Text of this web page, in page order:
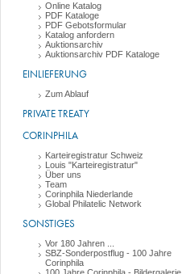
Online Katalog
PDF Kataloge
PDF Gebotsformular
Katalog anfordern
Auktionsarchiv
Auktionsarchiv PDF Kataloge
EINLIEFERUNG
Zum Ablauf
PRIVATE TREATY
CORINPHILA
Karteiregistratur Schweiz
Louis "Karteiregistratur"
Über uns
Team
Corinphila Niederlande
Global Philatelic Network
SONSTIGES
Vor 180 Jahren ...
SBZ-Sonderpostflug - 100 Jahre
Corinphila